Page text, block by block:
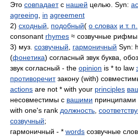
Это совпадаетс нашей целью. Syn:
agreeing
in agreement
2) сходный подобный( о словах и т. п.
consonant rhymes ≈ созвучные
3) муз. созвучный гармоничный Syn:
(фонетика) согласный звук буква,
звук согласный - the opinion is * to law
противоречитзакону (with)
actions are not * with your principles
несовместимы с вашими принципами
with one's rank должность
созвучный;
гармоничный - * words созвучные